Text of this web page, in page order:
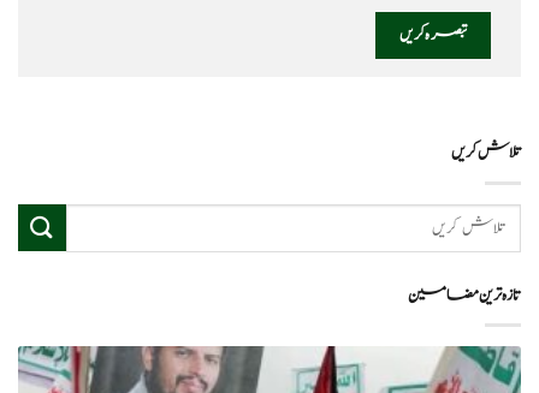
تلاش کریں
تازہ ترین مضامین